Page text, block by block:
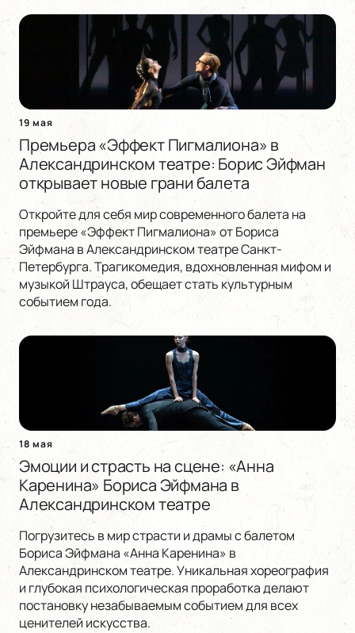
19 мая
Премьера «Эффект Пигмалиона» в
Александринском театре: Борис Эйфман
открывает новые грани балета
Откройте для себя мир современного балета на
премьере «Эффект Пигмалиона» от Бориса
Эйфмана в Александринском театре Санкт-
Петербурга. Трагикомедия, вдохновленная мифом и
музыкой Штрауса, обещает стать культурным
событием года.
18 мая
Эмоции и страсть на сцене: «Анна
Каренина» Бориса Эйфмана в
Александринском театре
Погрузитесь в мир страсти и драмы с балетом
Бориса Эйфмана «Анна Каренина» в
Александринском театре. Уникальная хореография
и глубокая психологическая проработка делают
постановку незабываемым событием для всех
ценителей искусства.